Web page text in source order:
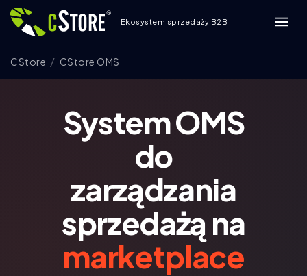
Ekosystem sprzedaży B2B
CStore CStore OMS
System OMS
do
zarządzania
sprzedażą na
marketplace